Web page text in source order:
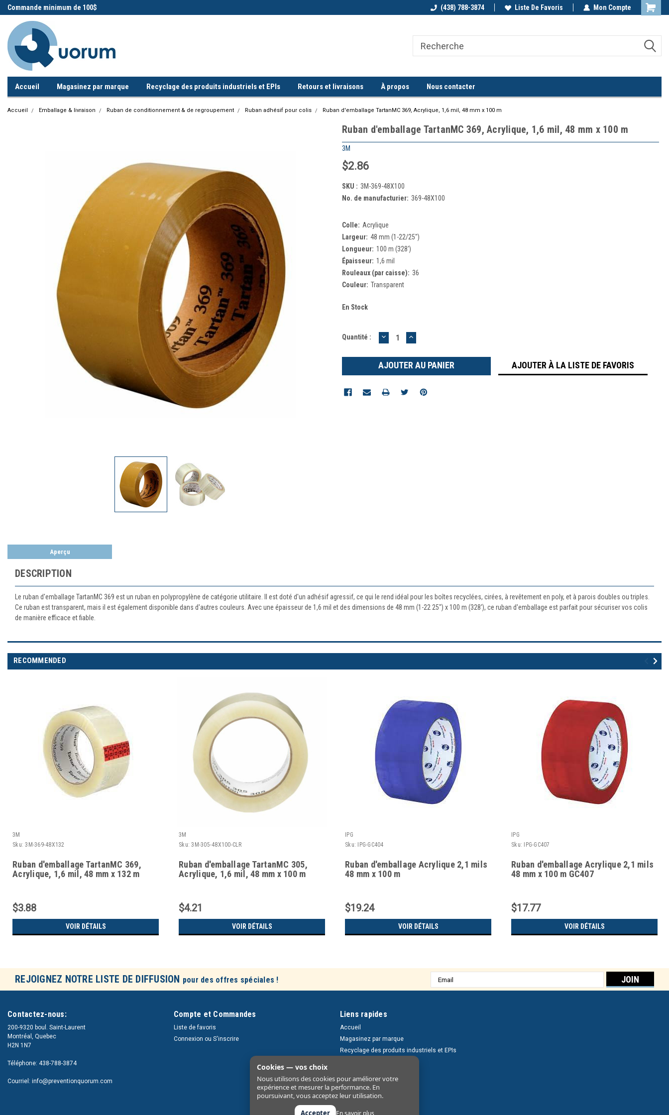
Commande minimum de 100$ Commande minimum de 100$ Appelez-nous!
(438) 788-3874 Liste De Favoris Mon Compte
Accueil Magasinez par marque Recyclage des produits industriels et EPIs Retours et livraisons À propos Nous contacter
Accueil Emballage & livraison Ruban de conditionnement & de regroupement Ruban adhésif pour colis Ruban d'emballage TartanMC 369, Acrylique, 1,6 mil, 48 mm x 100 m
Ruban d'emballage TartanMC 369, Acrylique, 1,6 mil, 48 mm x 100 m
3M
$2.86
SKU : 3M-369-48X100
No. de manufacturier: 369-48X100
Colle: Acrylique
Largeur: 48 mm (1-22/25")
Longueur: 100 m (328')
Épaisseur: 1,6 mil
Rouleaux (par caisse): 36
Couleur: Transparent
En Stock
Quantité : DIMINUER
LA
:
AUGMENTER
LA
:
AJOUTER À LA LISTE DE FAVORIS
Aperçu
DESCRIPTION
Le ruban d'emballage TartanMC 369 est un ruban en polypropylène de catégorie utilitaire. Il est doté d'un adhésif agressif, ce qui le rend idéal pour les boîtes recyclées, cirées, à revêtement en poly, et à parois doubles ou triples.
Ce ruban est transparent, mais il est également disponible dans d'autres couleurs. Avec une épaisseur de 1,6 mil et des dimensions de 48 mm (1-22 25") x 100 m (328'), ce ruban d'emballage est parfait pour sécuriser vos colis
de manière efficace et fiable.
RECOMMENDED
3M
Sku: 3M-369-48X132
Ruban d'emballage TartanMC 369,
Acrylique, 1,6 mil, 48 mm x 132 m
$3.88
VOIR DÉTAILS
3M
Sku: 3M-305-48X100-CLR
Ruban d'emballage TartanMC 305,
Acrylique, 1,6 mil, 48 mm x 100 m
$4.21
VOIR DÉTAILS
IPG
Sku:
IPG-GC404
Ruban d'emballage Acrylique 2,1 mils
48 mm x 100 m
$19.24
VOIR DÉTAILS
IPG
Sku:
IPG-GC407
Ruban d'emballage Acrylique 2,1 mils
48 mm x 100 m GC407
$17.77
VOIR DÉTAILS
REJOIGNEZ NOTRE LISTE DE DIFFUSION pour des offres spéciales !
Adresse
e-
Contactez-nous:
200-9320 boul. Saint-Laurent
Montréal, Quebec
H2N 1N7
Téléphone: 438-788-3874
Courriel: info@preventionquorum.com
Compte et Commandes
Liste de favoris
Connexion ou S'inscrire
Liens rapides
Accueil
Magasinez par marque
Recyclage des produits industriels et EPIs
Nous contacter
Cookies — vos choix
Nous utilisons des cookies pour améliorer votre
expérience et mesurer la performance. En
poursuivant, vous acceptez leur utilisation.
Accepter
En savoir plus